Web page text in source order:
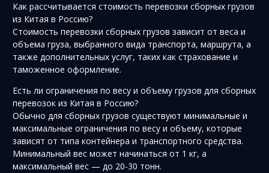
Как рассчитывается стоимость перевозки сборных грузов
из Китая в Россию?
Стоимость перевозки сборных грузов зависит от веса и
объема груза, выбранного вида транспорта, маршрута, а
также дополнительных услуг, таких как страхование и
таможенное оформление.
Есть ли ограничения по весу и объему грузов для сборных
перевозок из Китая в Россию?
Обычно для сборных грузов существуют минимальные и
максимальные ограничения по весу и объему, которые
зависят от типа контейнера и транспортного средства.
Минимальный вес может начинаться от 1 кг, а
максимальный вес — до 20-30 тонн.